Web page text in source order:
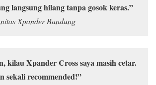
langsung hilang tanpa gosok keras.”
Xpander Bandung
kilau Xpander Cross saya masih cetar.
sekali recommended!”